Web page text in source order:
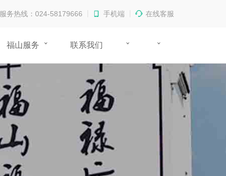
服务热线：024-58179666 手机端 在线客服
福山服务 联系我们